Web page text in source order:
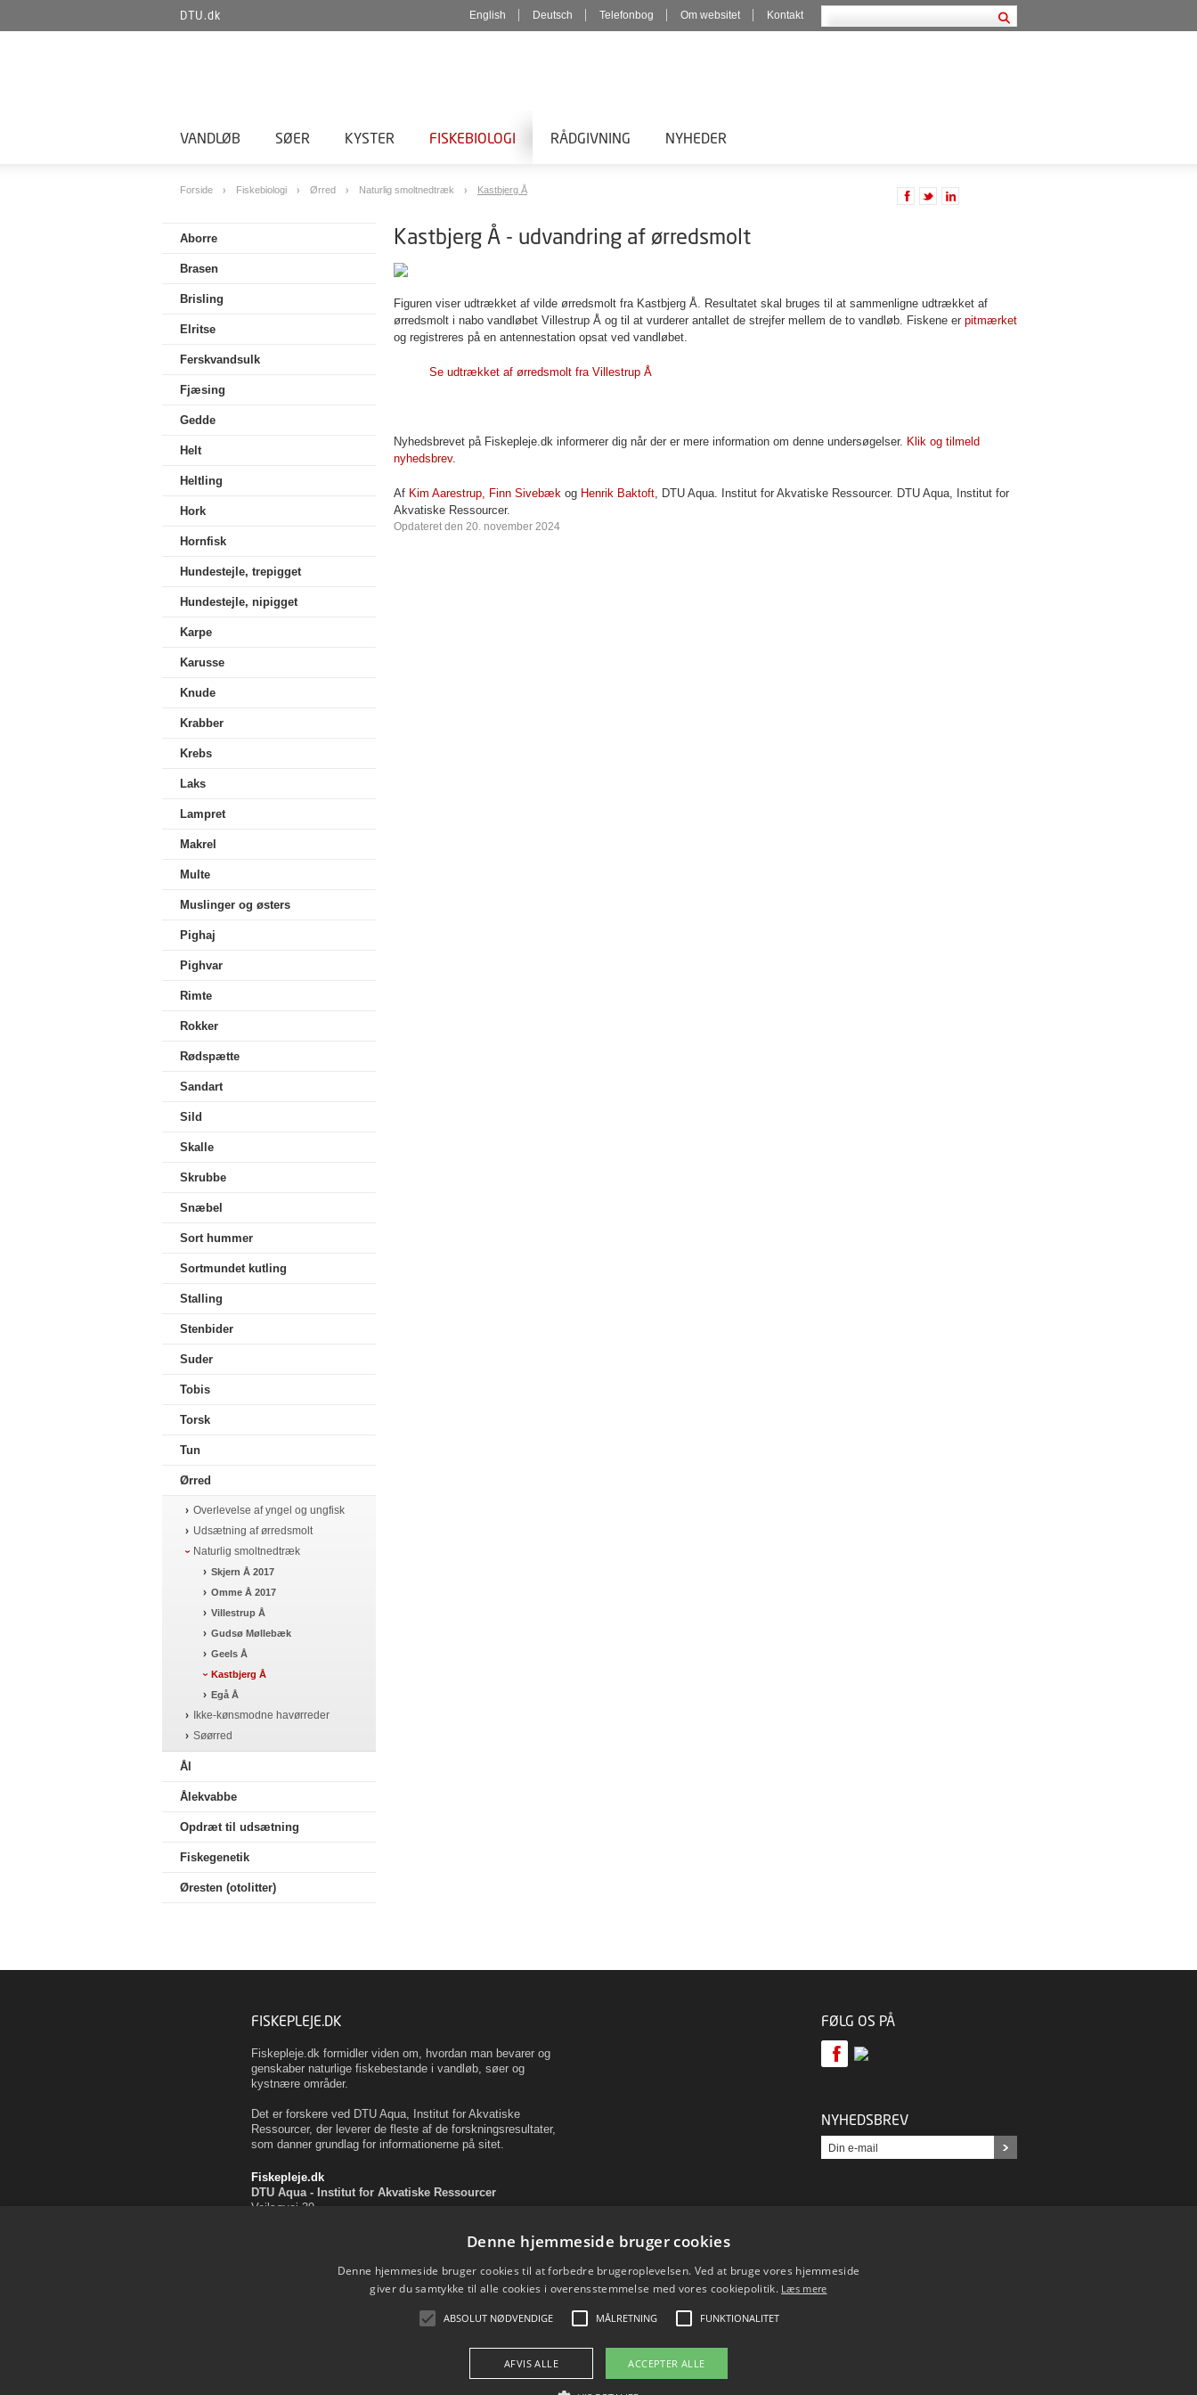
DTU.dk English Deutsch Telefonbog Om websitet Kontakt
VANDLØB SØER KYSTER FISKEBIOLOGI RÅDGIVNING NYHEDER
Forside Fiskebiologi Ørred Naturlig smoltnedtræk Kastbjerg Å
Aborre
Brasen
Brisling
Elritse
Ferskvandsulk
Fjæsing
Gedde
Helt
Heltling
Hork
Hornfisk
Hundestejle, trepigget
Hundestejle, nipigget
Karpe
Karusse
Knude
Krabber
Krebs
Laks
Lampret
Makrel
Multe
Muslinger og østers
Pighaj
Pighvar
Rimte
Rokker
Rødspætte
Sandart
Sild
Skalle
Skrubbe
Snæbel
Sort hummer
Sortmundet kutling
Stalling
Stenbider
Suder
Tobis
Torsk
Tun
Ørred
Overlevelse af yngel og ungfisk
Udsætning af ørredsmolt
Naturlig smoltnedtræk
Skjern Å 2017
Omme Å 2017
Villestrup Å
Gudsø Møllebæk
Geels Å
Kastbjerg Å
Egå Å
Ikke-kønsmodne havørreder
Søørred
Ål
Ålekvabbe
Opdræt til udsætning
Fiskegenetik
Øresten (otolitter)
Kastbjerg Å - udvandring af ørredsmolt
Figuren viser udtrækket af vilde ørredsmolt fra Kastbjerg Å. Resultatet skal bruges til at sammenligne udtrækket af
ørredsmolt i nabo vandløbet Villestrup Å og til at vurderer antallet de strejfer mellem de to vandløb. Fiskene er pitmærket
og registreres på en antennestation opsat ved vandløbet.
Se udtrækket af ørredsmolt fra Villestrup Å
Nyhedsbrevet på Fiskepleje.dk informerer dig når der er mere information om denne undersøgelser. Klik og tilmeld
nyhedsbrev.
Af Kim Aarestrup, Finn Sivebæk og Henrik Baktoft, DTU Aqua. Institut for Akvatiske Ressourcer. DTU Aqua, Institut for
Akvatiske Ressourcer.
Opdateret den 20. november 2024
FISKEPLEJE.DK
Fiskepleje.dk formidler viden om, hvordan man bevarer og
genskaber naturlige fiskebestande i vandløb, søer og
kystnære områder.
Det er forskere ved DTU Aqua, Institut for Akvatiske
Ressourcer, der leverer de fleste af de forskningsresultater,
som danner grundlag for informationerne på sitet.
Fiskepleje.dk
DTU Aqua - Institut for Akvatiske Ressourcer
Vejlsøvej 39
Brug af personoplysninger
FØLG OS PÅ
NYHEDSBREV
Denne hjemmeside bruger cookies
Denne hjemmeside bruger cookies til at forbedre brugeroplevelsen. Ved at bruge vores hjemmeside
giver du samtykke til alle cookies i overensstemmelse med vores cookiepolitik. Læs mere
ABSOLUT NØDVENDIGE MÅLRETNING FUNKTIONALITET
ACCEPTER ALLE
AFVIS ALLE